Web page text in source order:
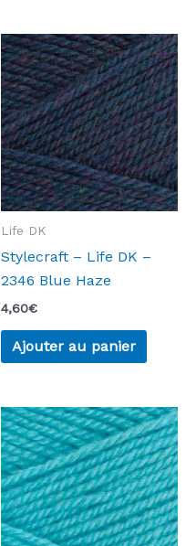
Life DK
Stylecraft – Life DK –
2346 Blue Haze
4,60€
Ajouter au panier